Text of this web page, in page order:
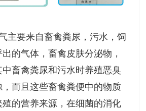
主要来自畜禽粪尿，污水，饲
的气体，畜禽皮肤分泌物，
畜禽粪尿和污水时养殖恶臭
而且这些畜禽粪便中的物质
的营养来源，在细菌的消化